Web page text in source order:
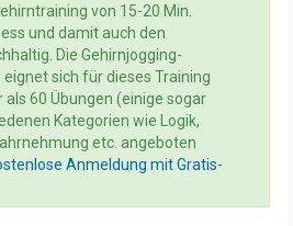
von 15-20 Min.
und damit auch den
Die Gehirnjogging-
sich für dieses Training
60 Übungen (einige sogar
Kategorien wie Logik,
etc. angeboten
Anmeldung mit Gratis-